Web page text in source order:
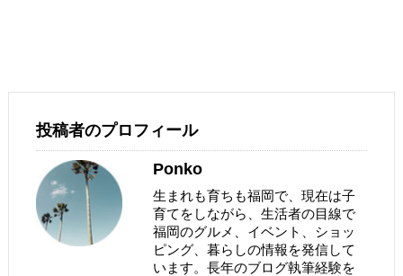
投稿者のプロフィール
Ponko
生まれも育ちも福岡で、現在は子
育てをしながら、生活者の目線で
福岡のグルメ、イベント、ショッ
ピング、暮らしの情報を発信して
います。長年のブログ執筆経験を